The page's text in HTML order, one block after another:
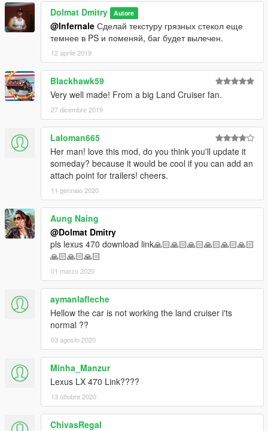
RUB R213074839559
$ Z106504284131
€ E222916255399
Dolmat Dmitry Autore
@Infernale Сделай текстуру грязных стекол еще
темнее в PS и поменяй, баг будет вылечен.
12 aprile 2019
Blackhawk59
Very well made! From a big Land Cruiser fan.
27 dicembre 2019
Laloman665
Her man! love this mod, do you think you'll update it
someday? because it would be cool if you can add an
attach point for trailers! cheers.
11 gennaio 2020
Aung Naing
@Dolmat Dmitry
pls lexus 470 download link🙏🏻🙏🏻🙏🏻🙏🏻🙏🏻🙏🏻
🙏🏻🙏🏻🙏🏻
01 marzo 2020
aymanlafleche
Hellow the car is not working the land cruiser i'ts
normal ??
03 agosto 2020
Minha_Manzur
Lexus LX 470 Link????
13 ottobre 2020
ChivasRegaI